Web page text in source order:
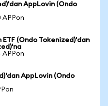
AppLovin (Ondo
APPon
ETF (Ondo Tokenized)'dan
APPon
AppLovin (Ondo